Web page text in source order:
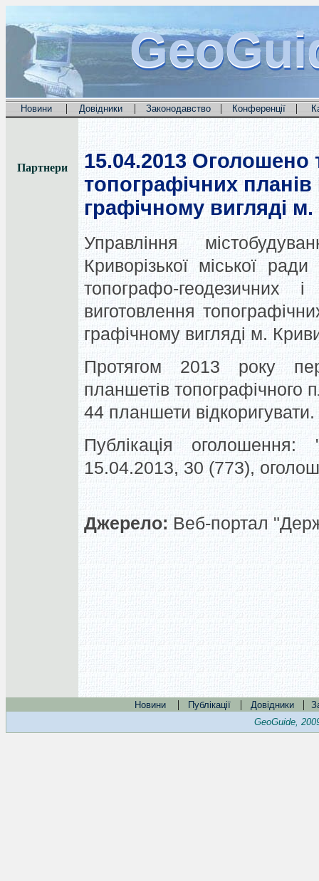
Новини | Довідники | Законодавство | Конференції |
Партнери 15.04.2013 Оголошено
топографічних
графічному вигляді
Управління
Криворізької міської
топографо-геодезичних
виготовлення
графічному вигляді м.
Протягом 2013 року
планшетів топографічного
44 планшети відкоригувати.
Публікація оголошення:
15.04.2013, 30 (773),
Джерело: Веб-портал
Новини | Публікації | Довідники |
GeoGuide,